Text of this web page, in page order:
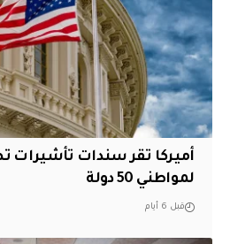
لمواطني 50 دولة
قبل 6 أيام